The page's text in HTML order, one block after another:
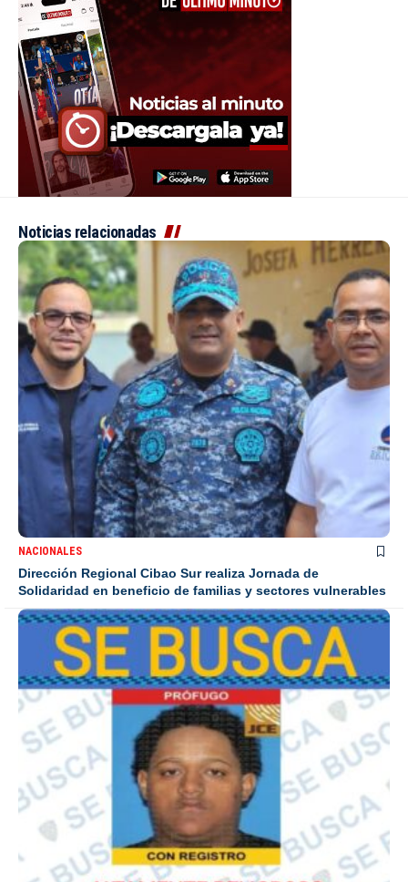
Noticias relacionadas
NACIONALES
Dirección Regional Cibao Sur realiza Jornada de
Solidaridad en beneficio de familias y sectores vulnerables